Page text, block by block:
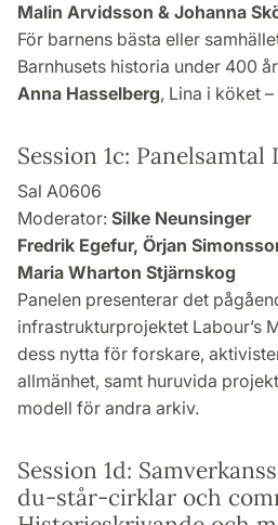
Malin Arvidsson & Johanna
För barnens bästa eller
Barnhusets historia under 400 år
Anna Hasselberg, Lina i köket
Session 1c: Panelsamtal
Sal A0606
Moderator: Silke Neunsinger
Fredrik Egefur, Örjan
Maria Wharton Stjärnskog
Panelen presenterar det
infrastrukturprojektet Labour’s
dess nytta för forskare,
allmänhet, samt huruvida
modell för andra arkiv.
Session 1d:
du-står-cirklar och